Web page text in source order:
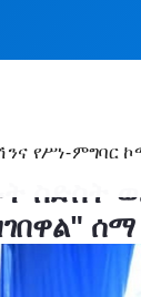
የሥነ-ምግባር
ስድስት
ሰማ